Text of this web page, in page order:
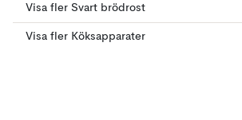
Visa fler Svart brödrost
Visa fler Köksapparater